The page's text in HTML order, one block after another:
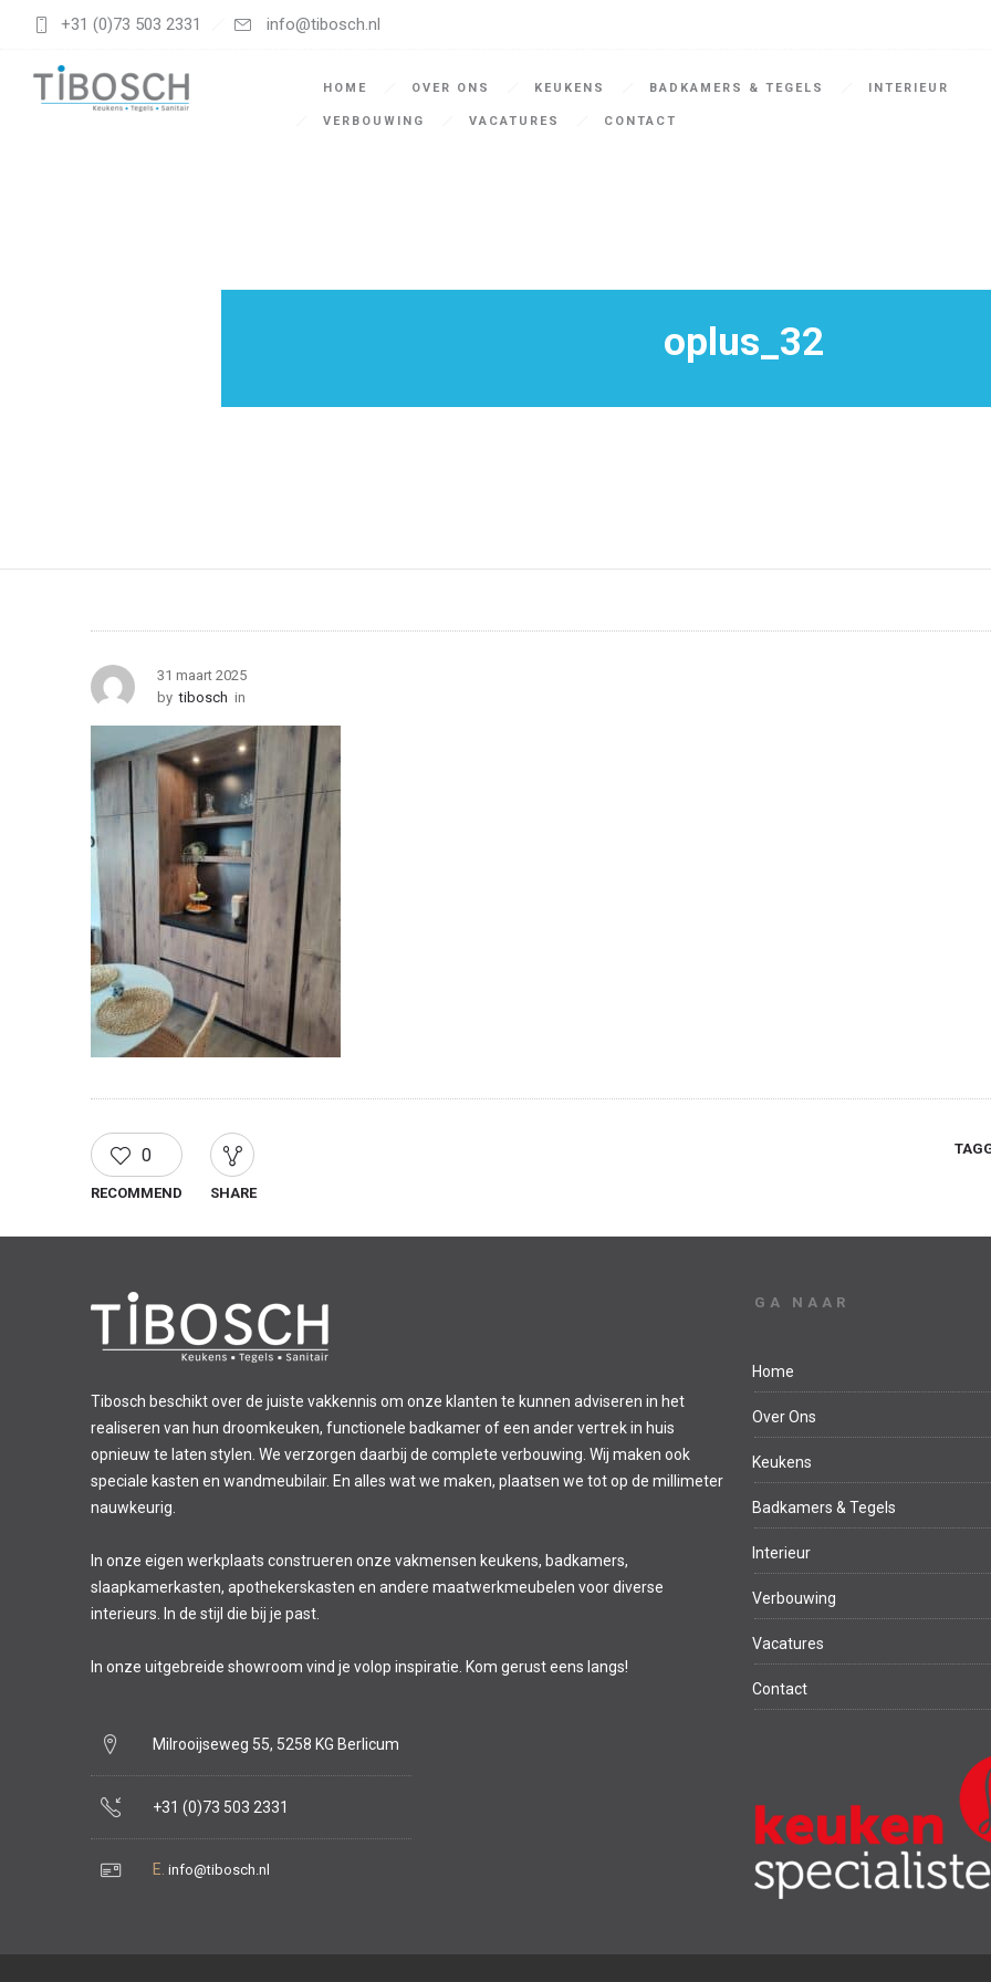
+31 (0)73 503 2331 info@tibosch.nl
HOME OVER ONS KEUKENS BADKAMERS & TEGELS INTERIEUR
VERBOUWING VACATURES CONTACT
oplus_32
31 maart 2025
by tibosch in
0
RECOMMEND SHARE
Tibosch beschikt over de juiste vakkennis om onze klanten te kunnen adviseren in het
realiseren van hun droomkeuken, functionele badkamer of een ander vertrek in huis
opnieuw te laten stylen. We verzorgen daarbij de complete verbouwing. Wij maken ook
speciale kasten en wandmeubilair. En alles wat we maken, plaatsen we tot op de millimeter
nauwkeurig.
In onze eigen werkplaats construeren onze vakmensen keukens, badkamers,
slaapkamerkasten, apothekerskasten en andere maatwerkmeubelen voor diverse
interieurs. In de stijl die bij je past.
In onze uitgebreide showroom vind je volop inspiratie. Kom gerust eens langs!
Milrooijseweg 55, 5258 KG Berlicum
+31 (0)73 503 2331
E. info@tibosch.nl
GA NAAR
Home
Over Ons
Keukens
Badkamers & Tegels
Interieur
Verbouwing
Vacatures
Contact